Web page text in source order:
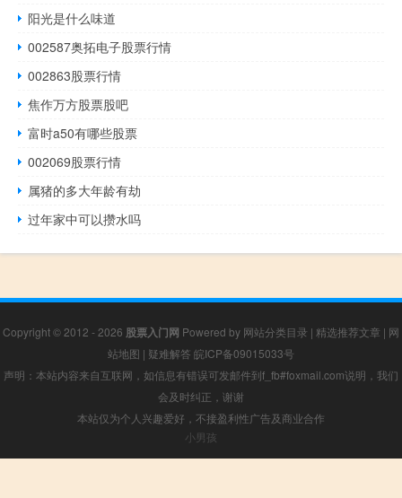
阳光是什么味道
002587奥拓电子股票行情
002863股票行情
焦作万方股票股吧
富时a50有哪些股票
002069股票行情
属猪的多大年龄有劫
过年家中可以攒水吗
Copyright © 2012 - 2026 股票入门网 Powered by 网站分类目录 | 精选推荐文章 | 网
站地图 | 疑难解答 皖ICP备09015033号
声明：本站内容来自互联网，如信息有错误可发邮件到f_fb#foxmail.com说明，我们
会及时纠正，谢谢
本站仅为个人兴趣爱好，不接盈利性广告及商业合作
小男孩